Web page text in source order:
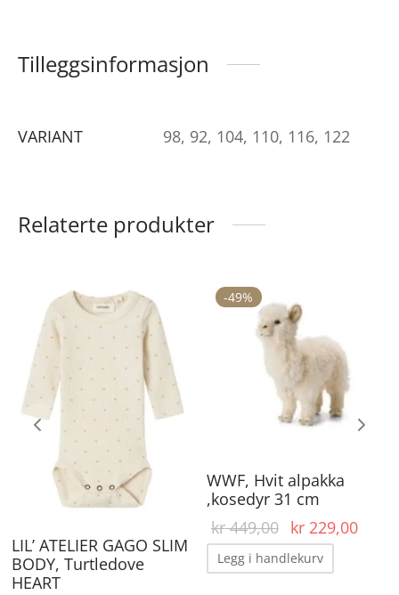
Tilleggsinformasjon
VARIANT 98, 92, 104, 110, 116, 122
Relaterte produkter
Dette
produktet
varianter.
velges
produktsiden
LIL’ ATELIER GAGO SLIM
BODY, Turtledove
HEART
-49%
WWF, Hvit alpakka
,kosedyr 31 cm
kr449,00
Opprinnelig
pris var:
kr 449,00.
kr229,00
Legg i handlekurv